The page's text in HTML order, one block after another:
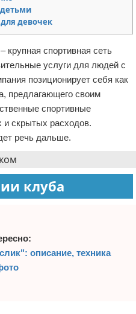
девочек
крупная спортивная сеть
услуги для людей с
позиционирует себя как
предлагающего своим
спортивные
и скрытых расходов.
речь дальше.
клуба
описание, техника